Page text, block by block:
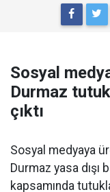
Sosyal
Durmaz
çıktı
Sosyal medyaya
Durmaz yasa dışı
kapsamında